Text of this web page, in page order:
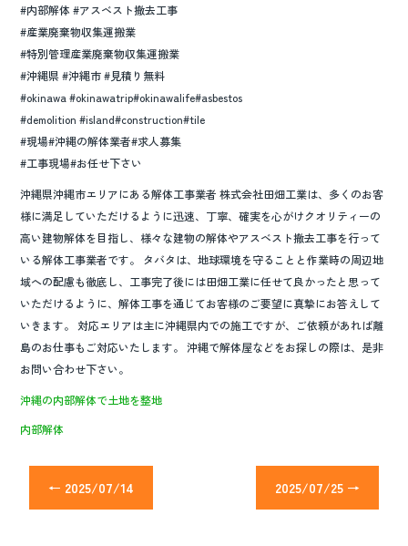
#内部解体 #アスベスト撤去工事
#産業廃棄物収集運搬業
#特別管理産業廃棄物収集運搬業
#沖縄県 #沖縄市 #見積り無料
#okinawa #okinawatrip#okinawalife#asbestos
#demolition #island#construction#tile
#現場#沖縄の解体業者#求人募集
#工事現場#お任せ下さい
沖縄県沖縄市エリアにある解体工事業者 株式会社田畑工業は、多くのお客
様に満足していただけるように迅速、丁寧、確実を心がけクオリティーの
高い建物解体を目指し、様々な建物の解体やアスベスト撤去工事を行って
いる解体工事業者です。 タバタは、地球環境を守ることと作業時の周辺地
域への配慮も徹底し、工事完了後には田畑工業に任せて良かったと思って
いただけるように、解体工事を通じてお客様のご要望に真摯にお答えして
いきます。 対応エリアは主に沖縄県内での施工ですが、ご依頼があれば離
島のお仕事もご対応いたします。 沖縄で解体屋などをお探しの際は、是非
お問い合わせ下さい。
沖縄の内部解体で土地を整地
内部解体
← 2025/07/14 2025/07/25 →